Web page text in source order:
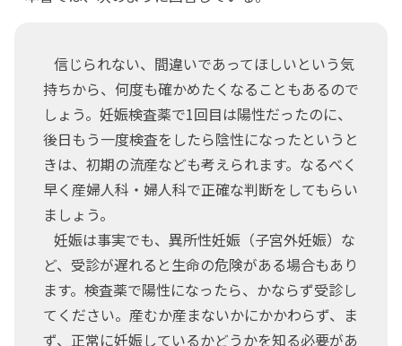
信じられない、間違いであってほしいという気
持ちから、何度も確かめたくなることもあるので
しょう。妊娠検査薬で1回目は陽性だったのに、
後日もう一度検査をしたら陰性になったというと
きは、初期の流産なども考えられます。なるべく
早く産婦人科・婦人科で正確な判断をしてもらい
ましょう。
妊娠は事実でも、異所性妊娠（子宮外妊娠）な
ど、受診が遅れると生命の危険がある場合もあり
ます。検査薬で陽性になったら、かならず受診し
てください。産むか産まないかにかかわらず、ま
ず、正常に妊娠しているかどうかを知る必要があ